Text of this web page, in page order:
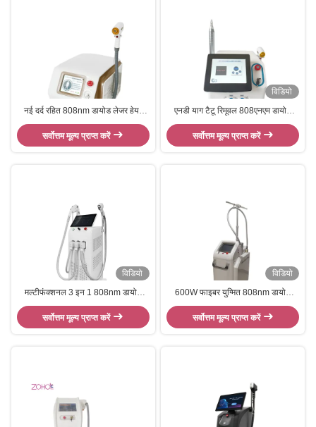
नई दर्द रहित 808nm डायोड लेजर हेयर
रिमूवल मशीन क्लिनिक उपयोग
सर्वोत्तम मूल्य प्राप्त करें
विडियो
एनडी याग टैटू रिमूवल 808एनएम डायोड
लेजर हेयर रिमूवल और पिको लेजर 2 इन 1
सर्वोत्तम मूल्य प्राप्त करें
विडियो
मल्टीफंक्शनल 3 इन 1 808nm डायोड
लेजर हेयर रिमूवल टैटू रिमूवल
सर्वोत्तम मूल्य प्राप्त करें
विडियो
600W फाइबर युग्मित 808nm डायोड
लेजर स्थायी एपोलिटर गैर चैनल डायोड लेजर
बालों को हटाने
सर्वोत्तम मूल्य प्राप्त करें